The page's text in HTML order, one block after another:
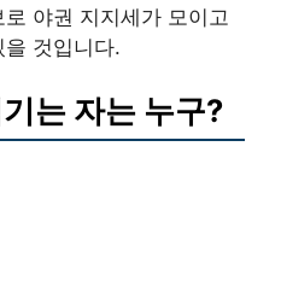
야권 지지세가 모이고
것입니다.
는 자는 누구?